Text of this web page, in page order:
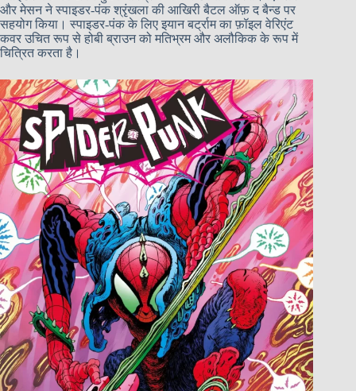
और मेसन ने स्पाइडर-पंक श्रृंखला की आखिरी बैटल ऑफ़ द बैन्ड पर
सहयोग किया। स्पाइडर-पंक के लिए इयान बर्ट्राम का फ़ॉइल वेरिएंट
कवर उचित रूप से होबी ब्राउन को मतिभ्रम और अलौकिक के रूप में
चित्रित करता है।